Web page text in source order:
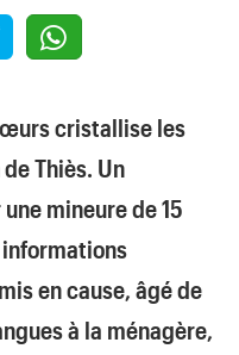
cristallise les
Thiès. Un
mineure de 15
informations
en cause, âgé de
à la ménagère,